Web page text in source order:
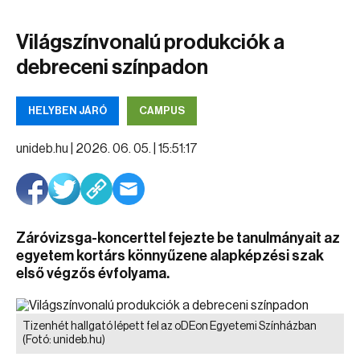
Világszínvonalú produkciók a
debreceni színpadon
HELYBEN JÁRÓ CAMPUS
unideb.hu | 2026. 06. 05. | 15:51:17
Záróvizsga-koncerttel fejezte be tanulmányait az
egyetem kortárs könnyűzene alapképzési szak
első végzős évfolyama.
Tizenhét hallgató lépett fel az oDEon Egyetemi Színházban
(Fotó: unideb.hu)